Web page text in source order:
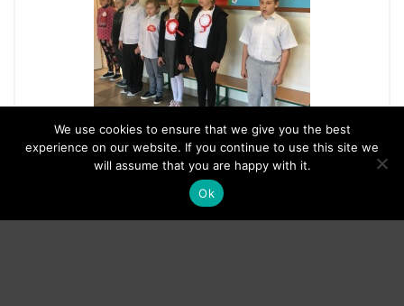
We use cookies to ensure that we give you the best
experience on our website. If you continue to use this site we
will assume that you are happy with it.
Ok